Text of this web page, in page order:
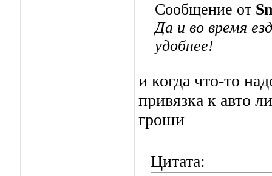
Сообщение от
Да и во время
удобнее!
и когда что-то
привязка к авто
гроши
Цитата: